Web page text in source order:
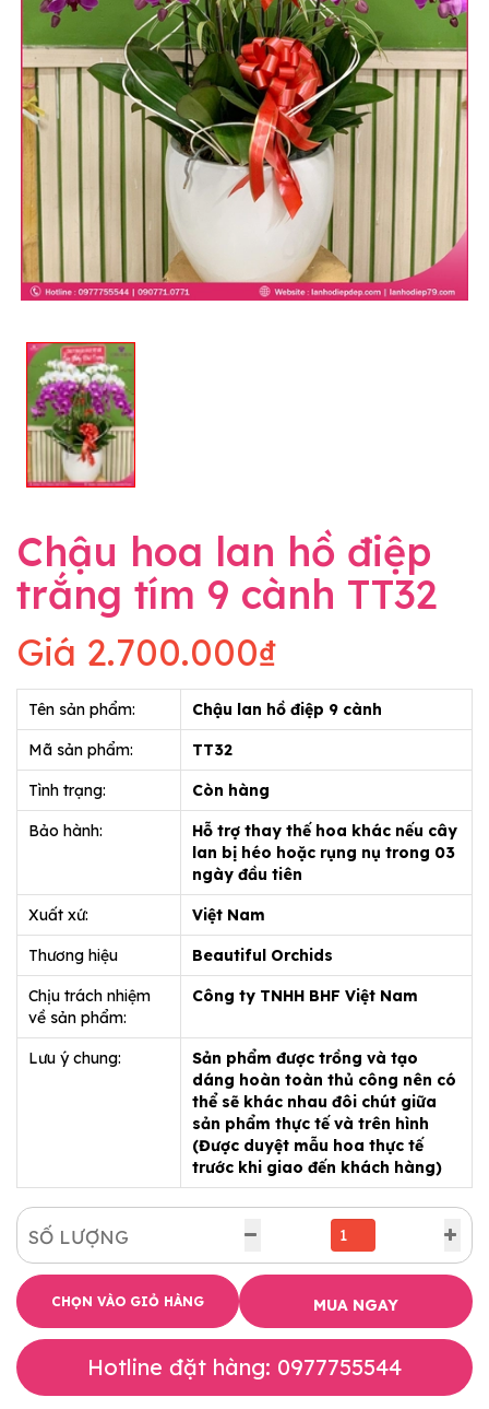
Chậu hoa lan hồ điệp
trắng tím 9 cành TT32
Giá 2.700.000₫
Tên sản phẩm: Chậu lan hồ điệp 9 cành
Mã sản phẩm: TT32
Tình trạng: Còn hàng
Bảo hành:
Hỗ trợ thay thế hoa khác nếu cây
lan bị héo hoặc rụng nụ trong 03
ngày đầu tiên
Xuất xứ: Việt Nam
Thương hiệu Beautiful Orchids
Chịu trách nhiệm
về sản phẩm:
Công ty TNHH BHF Việt Nam
Lưu ý chung:
Sản phẩm được trồng và tạo
dáng hoàn toàn thủ công nên có
thể sẽ khác nhau đôi chút giữa
sản phẩm thực tế và trên hình
(Được duyệt mẫu hoa thực tế
trước khi giao đến khách hàng)
SỐ LƯỢNG
CHỌN VÀO GIỎ HÀNG MUA NGAY
Hotline đặt hàng: 0977755544